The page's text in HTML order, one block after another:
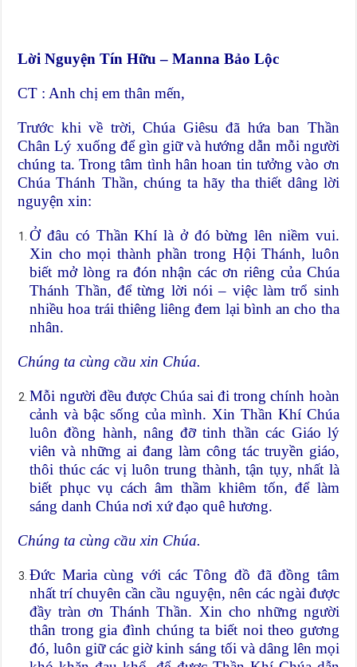
Lời Nguyện Tín Hữu – Manna Bảo Lộc
CT : Anh chị em thân mến,
Trước khi về trời, Chúa Giêsu đã hứa ban Thần
Chân Lý xuống để gìn giữ và hướng dẫn mỗi người
chúng ta. Trong tâm tình hân hoan tin tưởng vào ơn
Chúa Thánh Thần, chúng ta hãy tha thiết dâng lời
nguyện xin:
Ở đâu có Thần Khí là ở đó bừng lên niềm vui.
Xin cho mọi thành phần trong Hội Thánh, luôn
biết mở lòng ra đón nhận các ơn riêng của Chúa
Thánh Thần, để từng lời nói – việc làm trổ sinh
nhiều hoa trái thiêng liêng đem lại bình an cho tha
nhân.
Chúng ta cùng cầu xin Chúa.
Mỗi người đều được Chúa sai đi trong chính hoàn
cảnh và bậc sống của mình. Xin Thần Khí Chúa
luôn đồng hành, nâng đỡ tinh thần các Giáo lý
viên và những ai đang làm công tác truyền giáo,
thôi thúc các vị luôn trung thành, tận tụy, nhất là
biết phục vụ cách âm thầm khiêm tốn, để làm
sáng danh Chúa nơi xứ đạo quê hương.
Chúng ta cùng cầu xin Chúa.
Đức Maria cùng với các Tông đồ đã đồng tâm
nhất trí chuyên cần cầu nguyện, nên các ngài được
đầy tràn ơn Thánh Thần. Xin cho những người
thân trong gia đình chúng ta biết noi theo gương
đó, luôn giữ các giờ kinh sáng tối và dâng lên mọi